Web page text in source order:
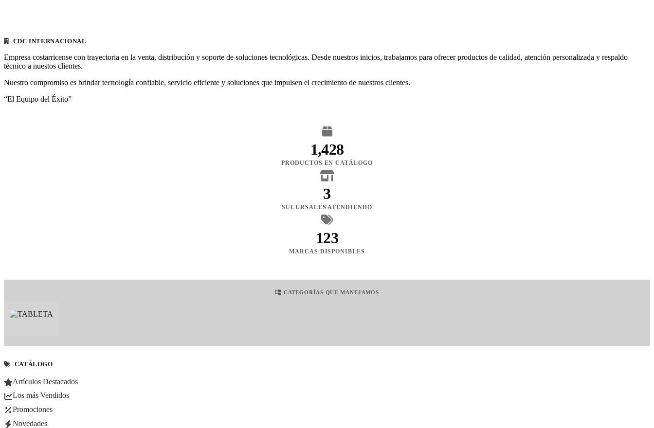
CDC INTERNACIONAL
Empresa costarricense con trayectoria en la venta, distribución y soporte de soluciones tecnológicas. Desde nuestros inicios, trabajamos para ofrecer productos de calidad, atención personalizada y respaldo
técnico a nuestos clientes.
Nuestro compromiso es brindar tecnología confiable, servicio eficiente y soluciones que impulsen el crecimiento de nuestros clientes.
“El Equipo del Éxito”
1,428
PRODUCTOS EN CATÁLOGO
3
SUCURSALES ATENDIENDO
123
MARCAS DISPONIBLES
CATEGORÍAS QUE MANEJAMOS
CATÁLOGO
Artículos Destacados
Los más Vendidos
Promociones
Novedades